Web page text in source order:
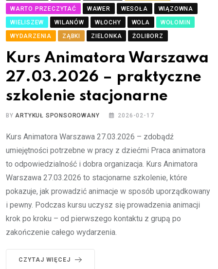
WARTO PRZECZYTAĆ
WAWER WESOŁA
WIĄZOWNA
WIELISZEW
WILANÓW WŁOCHY WOLA
WOŁOMIN
WYDARZENIA
ZĄBKI ZIELONKA ŻOLIBORZ
Kurs Animatora Warszawa
27.03.2026 – praktyczne
szkolenie stacjonarne
BYARTYKUŁ SPONSOROWANY 2026-02-17
Kurs Animatora Warszawa 27.03.2026 – zdobądź
umiejętności potrzebne w pracy z dziećmi Praca animatora
to odpowiedzialność i dobra organizacja. Kurs Animatora
Warszawa 27.03.2026 to stacjonarne szkolenie, które
pokazuje, jak prowadzić animacje w sposób uporządkowany
i pewny. Podczas kursu uczysz się prowadzenia animacji
krok po kroku – od pierwszego kontaktu z grupą po
zakończenie całego wydarzenia.
CZYTAJ WIĘCEJ